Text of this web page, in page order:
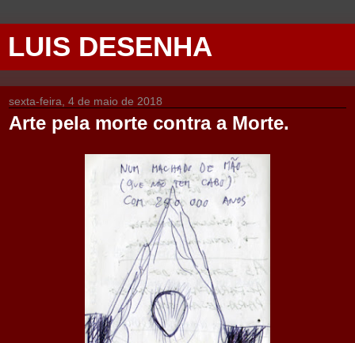
LUIS DESENHA
sexta-feira, 4 de maio de 2018
Arte pela morte contra a Morte.